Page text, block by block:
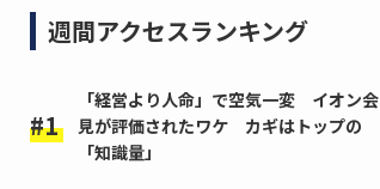
週間アクセスランキング
「経営より人命」で空気一変 イオン会
見が評価されたワケ カギはトップの
「知識量」